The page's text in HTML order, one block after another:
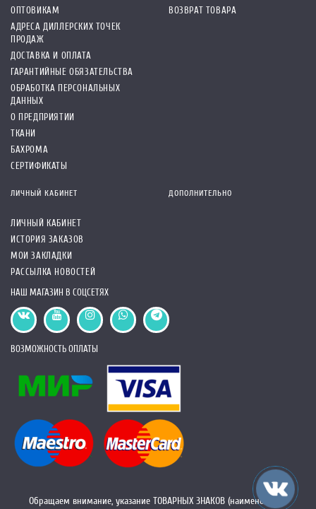
ОПТОВИКАМ
АДРЕСА ДИЛЛЕРСКИХ ТОЧЕК
ПРОДАЖ
ДОСТАВКА И ОПЛАТА
ГАРАНТИЙНЫЕ ОБЯЗАТЕЛЬСТВА
ОБРАБОТКА ПЕРСОНАЛЬНЫХ
ДАННЫХ
О ПРЕДПРИЯТИИ
ТКАНИ
БАХРОМА
СЕРТИФИКАТЫ
ВОЗВРАТ ТОВАРА
ЛИЧНЫЙ КАБИНЕТ
ЛИЧНЫЙ КАБИНЕТ
ИСТОРИЯ ЗАКАЗОВ
МОИ ЗАКЛАДКИ
РАССЫЛКА НОВОСТЕЙ
ДОПОЛНИТЕЛЬНО
НАШ МАГАЗИН В СОЦСЕТЯХ
ВОЗМОЖНОСТЬ ОПЛАТЫ
Обращаем внимание, указание ТОВАРНЫХ ЗНАКОВ (наименований